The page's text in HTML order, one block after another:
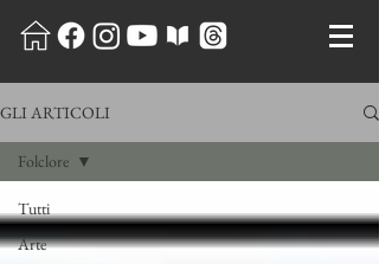
GLI ARTICOLI
Tutti
Arte
Folclore